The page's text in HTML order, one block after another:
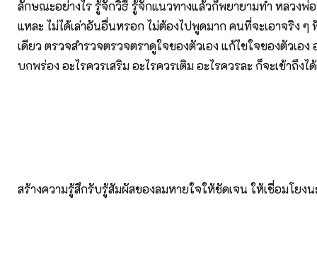
ลักษณะอย่างไร รู้จักวิธี รู้จักแนวทางแล้วก็พยายามทำ หลวงพ่อ
แหละ ไม่ได้เล่าอันอื่นหรอก ไม่ต้องไปพูดมาก คนที่จะเอาจริง ๆ
เดียว ตรวจสำรวจตรวจตราดูใจของตัวเอง แก้ไขใจของตัวเอง
บกพร่อง อะไรควรเสริม อะไรควรเติม อะไรควรละ ก็จะเข้าถึงได้
สร้างความรู้สึกรับรู้สัมผัสของลมหายใจให้ชัดเจน ให้เชื่อมโยงน